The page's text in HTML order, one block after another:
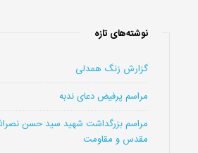
نوشته‌های تازه
گزارش زنگ همدلی
مراسم پرفیض دعای ندبه
مراسم بزرگداشت شهید سید حسن
مقدس و مقاومت